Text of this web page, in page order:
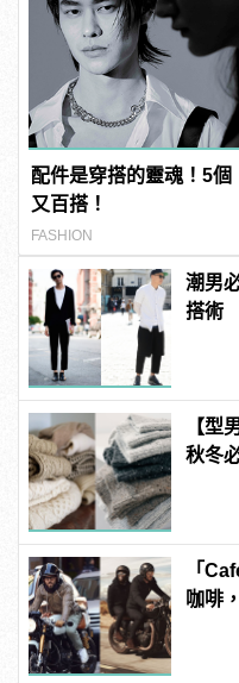
配件是穿搭的靈魂！5
又百搭！
FASHION
潮男
搭術
【型
秋冬
「
咖啡